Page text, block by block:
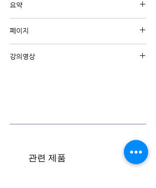
용의 디지털 교재 입니다.
요약
페이지
강의영상
관련 제품